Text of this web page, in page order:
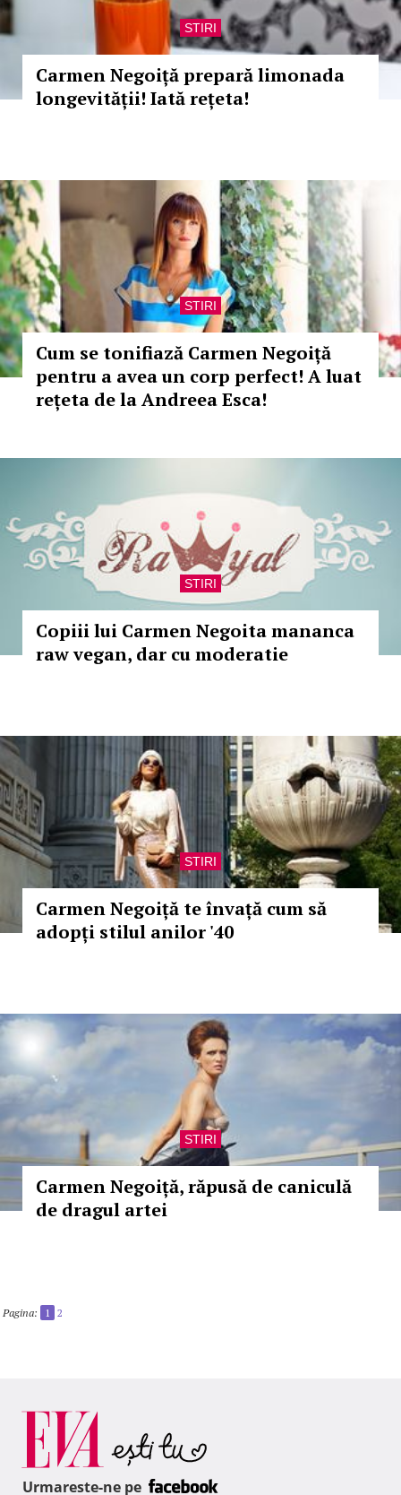
STIRI
Carmen Negoiță prepară limonada
longevității! Iată rețeta!
STIRI
Cum se tonifiază Carmen Negoiță
pentru a avea un corp perfect! A luat
rețeta de la Andreea Esca!
STIRI
Copiii lui Carmen Negoita mananca
raw vegan, dar cu moderatie
STIRI
Carmen Negoiță te învață cum să
adopți stilul anilor '40
STIRI
Carmen Negoiță, răpusă de caniculă
de dragul artei
Pagina: 1 2
Urmareste-ne pe